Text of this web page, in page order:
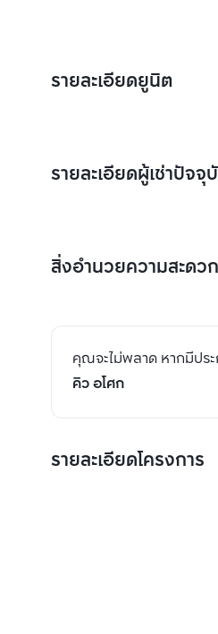
รายละเอียดยูนิต
รายละเอียดผู้เช่าปัจจุ
สิ่งอำนวยความสะดว
คุณจะไม่พลาด หากมีประ
คิว อโศก
รายละเอียดโครงการ